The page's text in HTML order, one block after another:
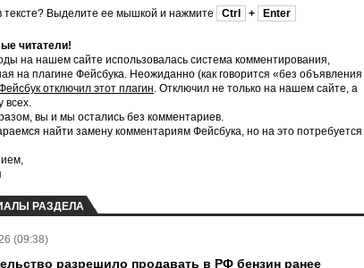
тексте? Выделите ее мышкой и нажмите Ctrl + Enter
читатели!
на нашем сайте использовалась система комментирования,
на плагине Фейсбука. Неожиданно (как говорится «без объявления
отключил этот плагин. Отключил не только на нашем сайте, а
всех.
вы и мы остались без комментариев.
найти замену комментариям Фейсбука, но на это потребуется
РАЗДЕЛА
(09:38)
разрешило продавать в РФ бензин ранее